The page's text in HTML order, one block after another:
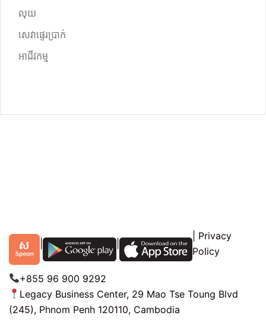
លុយ
សេវាផ្ទេរប្រាក់
អាជីវកម្ម
| |
Privacy
Policy
+855 96 900 9292
Legacy Business Center, 29 Mao Tse Toung Blvd
(245), Phnom Penh 120110, Cambodia